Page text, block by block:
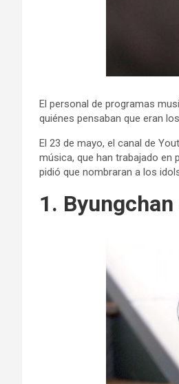
El personal de programas
quiénes pensaban que eran
El 23 de mayo, el canal de
música, que han trabajado en
pidió que nombraran a los
1. Byungchan